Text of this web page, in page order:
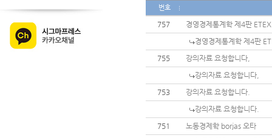
번호
757
경영경제통계학 제4판
경영경제통계학 제4판
755
강의자료 요청합니다,
강의자료 요청합니다,
753
강의자료 요청합니다.
강의자료 요청합니다.
751
노동경제학 borjas 오타